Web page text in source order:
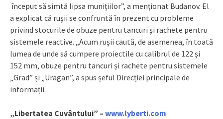
început să simtă lipsa munițiilor”, a menționat Budanov. El
a explicat că rușii se confruntă în prezent cu probleme
privind stocurile de obuze pentru tancuri și rachete pentru
sistemele reactive. „Acum rușii caută, de asemenea, în toată
lumea de unde să cumpere proiectile cu calibrul de 122 și
152 mm, obuze pentru tancuri și rachete pentru sistemele
„Grad” și „Uragan”, a spus șeful Direcției principale de
informații.
„Libertatea Cuvântului” – www.lyberti.com